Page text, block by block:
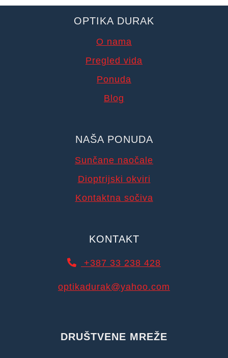
OPTIKA DURAK
O nama
Pregled vida
Ponuda
Blog
NAŠA PONUDA
Sunčane naočale
Dioptrijski okviri
Kontaktna sočiva
KONTAKT
+387 33 238 428
optikadurak@yahoo.com
DRUŠTVENE MREŽE